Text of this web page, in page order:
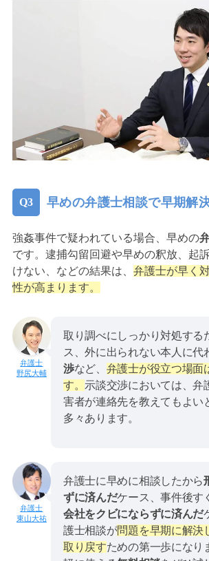
早めの弁護士相談で早期解
強姦事件で疑われている場合、早めの
です。逮捕勾留回避や早めの釈放、起
けない、などの結果は、 弁護士が早く
性が高まります。
野尻大輔
取り調べにしっかり対処する
ス、外に出られない本人に代
渉など、 弁護士が役立つ場面
す。 示談交渉においては、弁
害者が連絡先を教えてもよい
多々あります。
東山大祐
弁護士に早めに相談したから
ずに済んだケース、事件後す
会社をクビにならずに済んだ
護士相談が問題を早期に解決
取り戻すための第一歩になり